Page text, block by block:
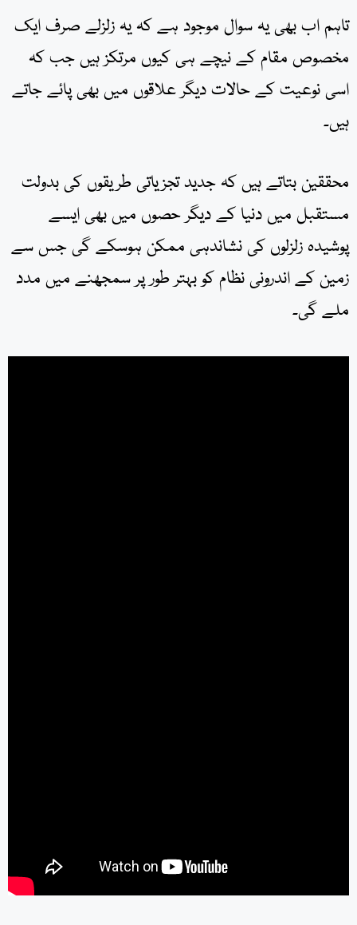
تاہم اب بھی یہ سوال موجود ہے کہ یہ زلزلے صرف ایک
مخصوص مقام کے نیچے ہی کیوں مرتکز ہیں جب کہ
اسی نوعیت کے حالات دیگر علاقوں میں بھی پائے جاتے
ہیں۔
محققین بتاتے ہیں کہ جدید تجزیاتی طریقوں کی بدولت
مستقبل میں دنیا کے دیگر حصوں میں بھی ایسے
پوشیدہ زلزلوں کی نشاندہی ممکن ہوسکے گی جس سے
زمین کے اندرونی نظام کو بہتر طور پر سمجھنے میں مدد
ملے گی۔